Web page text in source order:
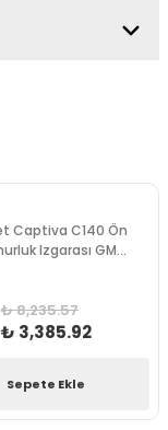
Captiva C140 Ön
Izgarası GM
₺ 8,235.57
₺ 3,385.92
Sepete Ekle